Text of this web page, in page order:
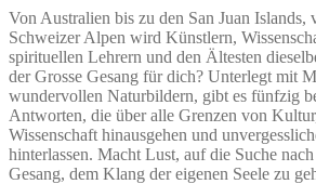
Von Australien bis zu den San Juan
Schweizer Alpen wird Künstlern,
spirituellen Lehrern und den Ältesten
der Grosse Gesang für dich? Unterlegt mit
wundervollen Naturbildern, gibt es fünfzig
Antworten, die über alle Grenzen von
Wissenschaft hinausgehen und
hinterlassen. Macht Lust, auf die Suche
Gesang, dem Klang der eigenen Seele zu